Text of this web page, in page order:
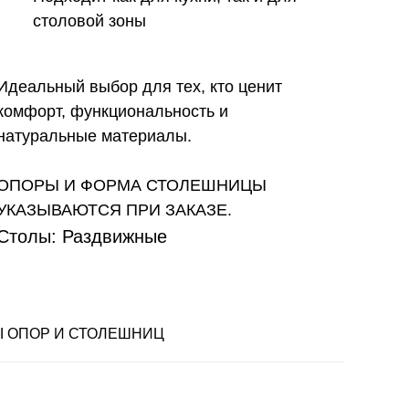
столовой зоны
выбор для тех, кто ценит
функциональность и
материалы.
И ФОРМА СТОЛЕШНИЦЫ
ПРИ ЗАКАЗЕ.
Раздвижные
ОПОР И СТОЛЕШНИЦ